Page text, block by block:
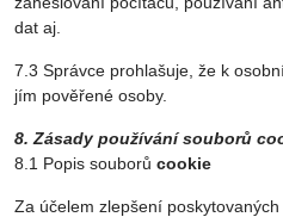
dat aj.
7.3 Správce prohlašuje, že k
jím pověřené osoby.
8. Zásady používání souborů
8.1 Popis souborů cookie
Za účelem zlepšení